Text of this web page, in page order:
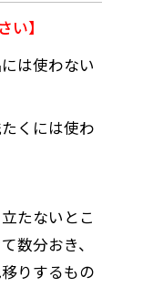
い
は使わない
くには使わ
たないとこ
数分おき、
りするもの